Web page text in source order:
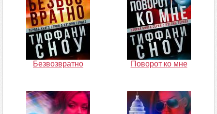
Безвозвратно Поворот ко мне